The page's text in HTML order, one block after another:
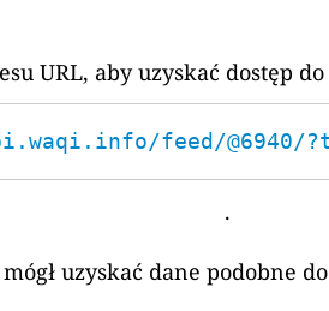
URL, aby uzyskać dostęp
feed/@6940/
.
uzyskać dane podobne